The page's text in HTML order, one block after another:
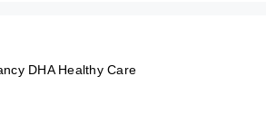
DHA Healthy Care